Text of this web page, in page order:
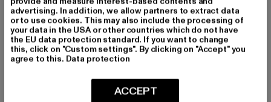
Signature Invisible
17,99 EUR
Derzeitiger Preis: 17,99 EUR
19,99 EURAktionspreis: 19,99 EUR
Signature
12,99 EUR
Derzeitiger Preis: 12,99 EUR
-21%
advertising. In addition, we allow partners to extract data
or to use cookies. This may also include the processing of
your data in the USA or other countries which do not have
the EU data protection standard. If you want to change
this, click on "Custom settings". By clicking on "Accept" you
agree to this. Data protection
ACCEPT